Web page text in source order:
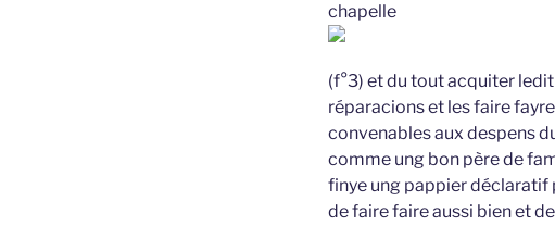
chapelle
(f°3) et du tout acquiter
réparacions et les faire
convenables aux despens
comme ung bon père de
finye ung pappier déclaratif
de faire faire aussi bien et